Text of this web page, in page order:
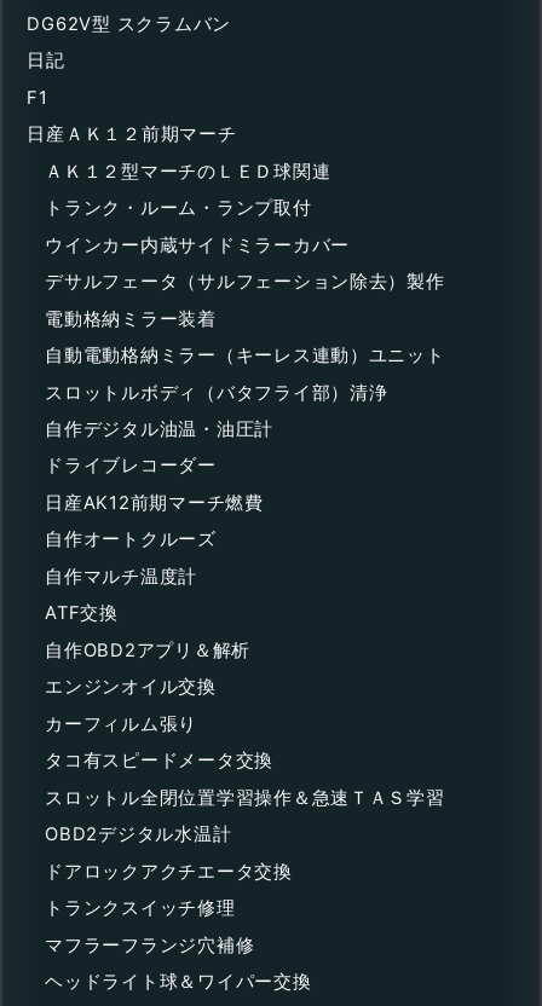
DG62V型 スクラムバン
日記
F1
日産ＡＫ１２前期マーチ
ＡＫ１２型マーチのＬＥＤ球関連
トランク・ルーム・ランプ取付
ウインカー内蔵サイドミラーカバー
デサルフェータ（サルフェーション除去）製作
電動格納ミラー装着
自動電動格納ミラー（キーレス連動）ユニット
スロットルボディ（バタフライ部）清浄
自作デジタル油温・油圧計
ドライブレコーダー
日産AK12前期マーチ燃費
自作オートクルーズ
自作マルチ温度計
ATF交換
自作OBD2アプリ＆解析
エンジンオイル交換
カーフィルム張り
タコ有スピードメータ交換
スロットル全閉位置学習操作＆急速ＴＡＳ学習
OBD2デジタル水温計
ドアロックアクチエータ交換
トランクスイッチ修理
マフラーフランジ穴補修
ヘッドライト球＆ワイパー交換